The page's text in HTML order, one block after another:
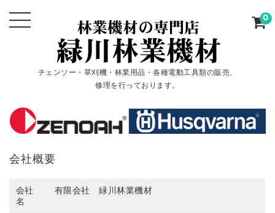
チェンソー・草刈機・林業用品・各種電動工具類の販売、
修理を行っております。
0
会社概要
会社
名
有限会社 緑川林業機材